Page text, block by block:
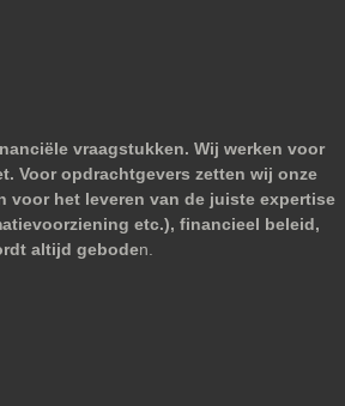
vraagstukken. Wij werken voor
Voor opdrachtgevers zetten wij onze
voor het leveren van de juiste expertise
etc.), financieel beleid,
altijd geboden.